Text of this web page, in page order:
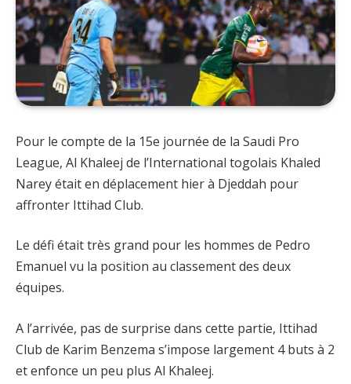
Pour le compte de la 15e journée de la Saudi Pro
League, Al Khaleej de l’International togolais Khaled
Narey était en déplacement hier à Djeddah pour
affronter Ittihad Club.
Le défi était très grand pour les hommes de Pedro
Emanuel vu la position au classement des deux
équipes.
A l’arrivée, pas de surprise dans cette partie, Ittihad
Club de Karim Benzema s’impose largement 4 buts à 2
et enfonce un peu plus Al Khaleej.